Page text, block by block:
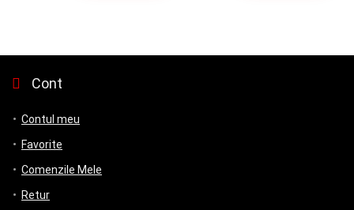
Cont
Contul meu
Favorite
Comenzile Mele
Retur